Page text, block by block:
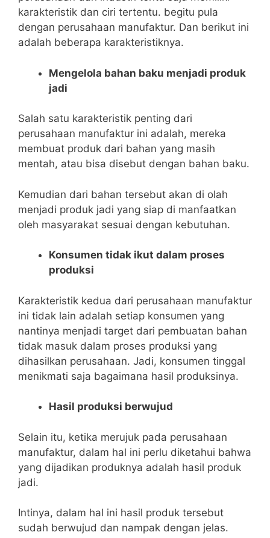
karakteristik dan ciri tertentu. begitu pula
dengan perusahaan manufaktur. Dan berikut ini
adalah beberapa karakteristiknya.
Mengelola bahan baku menjadi produk
jadi
Salah satu karakteristik penting dari
perusahaan manufaktur ini adalah, mereka
membuat produk dari bahan yang masih
mentah, atau bisa disebut dengan bahan baku.
Kemudian dari bahan tersebut akan di olah
menjadi produk jadi yang siap di manfaatkan
oleh masyarakat sesuai dengan kebutuhan.
Konsumen tidak ikut dalam proses
produksi
Karakteristik kedua dari perusahaan manufaktur
ini tidak lain adalah setiap konsumen yang
nantinya menjadi target dari pembuatan bahan
tidak masuk dalam proses produksi yang
dihasilkan perusahaan. Jadi, konsumen tinggal
menikmati saja bagaimana hasil produksinya.
Hasil produksi berwujud
Selain itu, ketika merujuk pada perusahaan
manufaktur, dalam hal ini perlu diketahui bahwa
yang dijadikan produknya adalah hasil produk
jadi.
Intinya, dalam hal ini hasil produk tersebut
sudah berwujud dan nampak dengan jelas.